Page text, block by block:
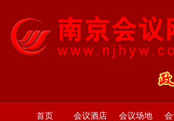
首页 会议酒店 会议场地